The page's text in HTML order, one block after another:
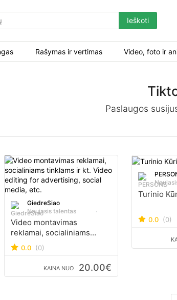
Ieškoti
Rašymas ir vertimas Video, foto ir
Paslaugos
GiedreSiao
Naujasis talentas
Video montavimas
reklamai, socialiniams
tinklams ir kt. Video editing
for advertising, social
0.0 (0)
KAINA NUO 20.00€
Turinio
0.0 (0)